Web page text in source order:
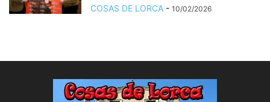
COSAS DE LORCA - 10/02/2026